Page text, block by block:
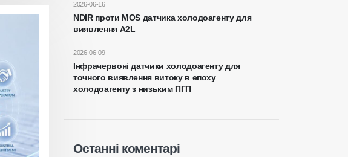
NDIR проти MOS датчика холодоагенту для
виявлення A2L
2026-06-16
Інфрачервоні датчики холодоагенту для
точного виявлення витоку в епоху
холодоагенту з низьким ПГП
2026-06-09
Останні коментарі